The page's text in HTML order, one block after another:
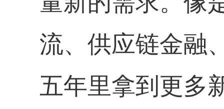
流、供应链金融
五年里拿到更多